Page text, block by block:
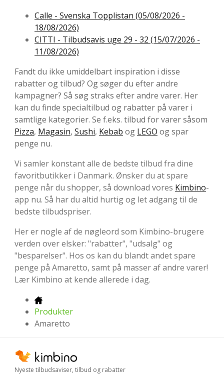
Calle - Svenska Topplistan (05/08/2026 -
18/08/2026)
CITTI - Tilbudsavis uge 29 - 32 (15/07/2026 -
11/08/2026)
Fandt du ikke umiddelbart inspiration i disse
rabatter og tilbud? Og søger du efter andre
kampagner? Så søg straks efter andre varer. Her
kan du finde specialtilbud og rabatter på varer i
samtlige kategorier. Se f.eks. tilbud for varer såsom
Pizza, Magasin, Sushi, Kebab og LEGO og spar
penge nu.
Vi samler konstant alle de bedste tilbud fra dine
favoritbutikker i Danmark. Ønsker du at spare
penge når du shopper, så download vores Kimbino-
app nu. Så har du altid hurtig og let adgang til de
bedste tilbudspriser.
Her er nogle af de nøgleord som Kimbino-brugere
verden over elsker: "rabatter", "udsalg" og
"besparelser". Hos os kan du blandt andet spare
penge på Amaretto, samt på masser af andre varer!
Lær Kimbino at kende allerede i dag.
Produkter
Amaretto
Nyeste tilbudsaviser, tilbud og rabatter